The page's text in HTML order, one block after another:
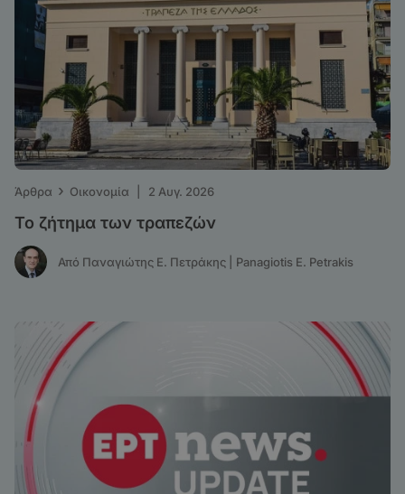
Άρθρα › Οικονομία 2 Αυγ. 2026
Το ζήτημα των τραπεζών
Από Παναγιώτης Ε. Πετράκης | Panagiotis E. Petrakis